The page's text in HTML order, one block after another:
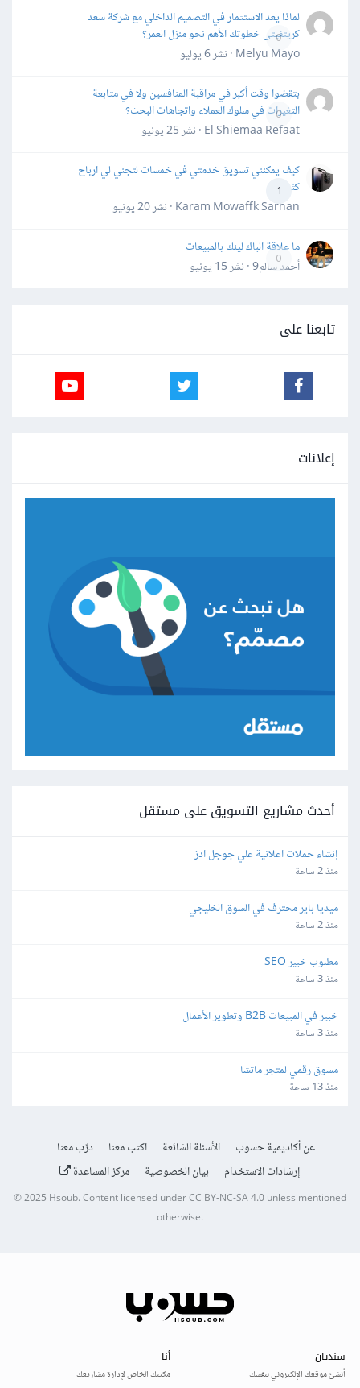
0
لماذا يعد الاستثمار في التصميم الداخلي مع شركة سعد
كريتفيتى خطوتك الأهم نحو منزل العمر؟
Melyu Mayo · نشر
6 يوليو
0
بتقضوا وقت أكبر في مراقبة المنافسين ولا في متابعة
التغيرات في سلوك العملاء واتجاهات البحث؟
El Shiemaa Refaat · نشر
25 يونيو
1
كيف يمكنني تسويق خدمتي في خمسات لتجني لي ارباح
كثيرة
Karam Mowaffk Sarhan · نشر
20 يونيو
0
ما علاقة الباك لينك بالمبيعات
أحمد سالم9 · نشر
15 يونيو
تابعنا على
إعلانات
أحدث مشاريع التسويق على مستقل
إنشاء حملات اعلانية علي جوجل ادز
منذ 2 ساعة
ميديا باير محترف في السوق الخليجي
منذ 2 ساعة
مطلوب خبير SEO
منذ 3 ساعة
خبير في المبيعات B2B وتطوير الأعمال
منذ 3 ساعة
مسوق رقمي لمتجر ماتشا
منذ 13 ساعة
عن أكاديمية حسوب الأسئلة الشائعة اكتب معنا
درّب معنا
إرشادات الاستخدام
بيان الخصوصية مركز المساعدة
© 2025 Hsoub.Content licensed underCC BY-NC-SA 4.0unless mentioned
otherwise.